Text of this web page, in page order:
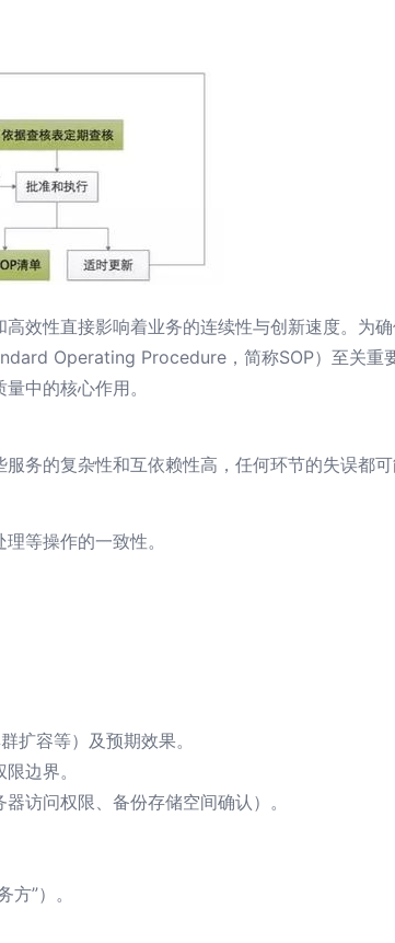
效性直接影响着业务的连续性与创新速度。为
Operating Procedure，简称SOP）至关重
中的核心作用。
务的复杂性和互依赖性高，任何环节的失误都
等操作的一致性。
扩容等）及预期效果。
边界。
访问权限、备份存储空间确认）。
”）。